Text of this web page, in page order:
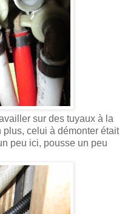
sur des tuyaux à la
plus, celui à démonter était
peu ici, pousse un peu